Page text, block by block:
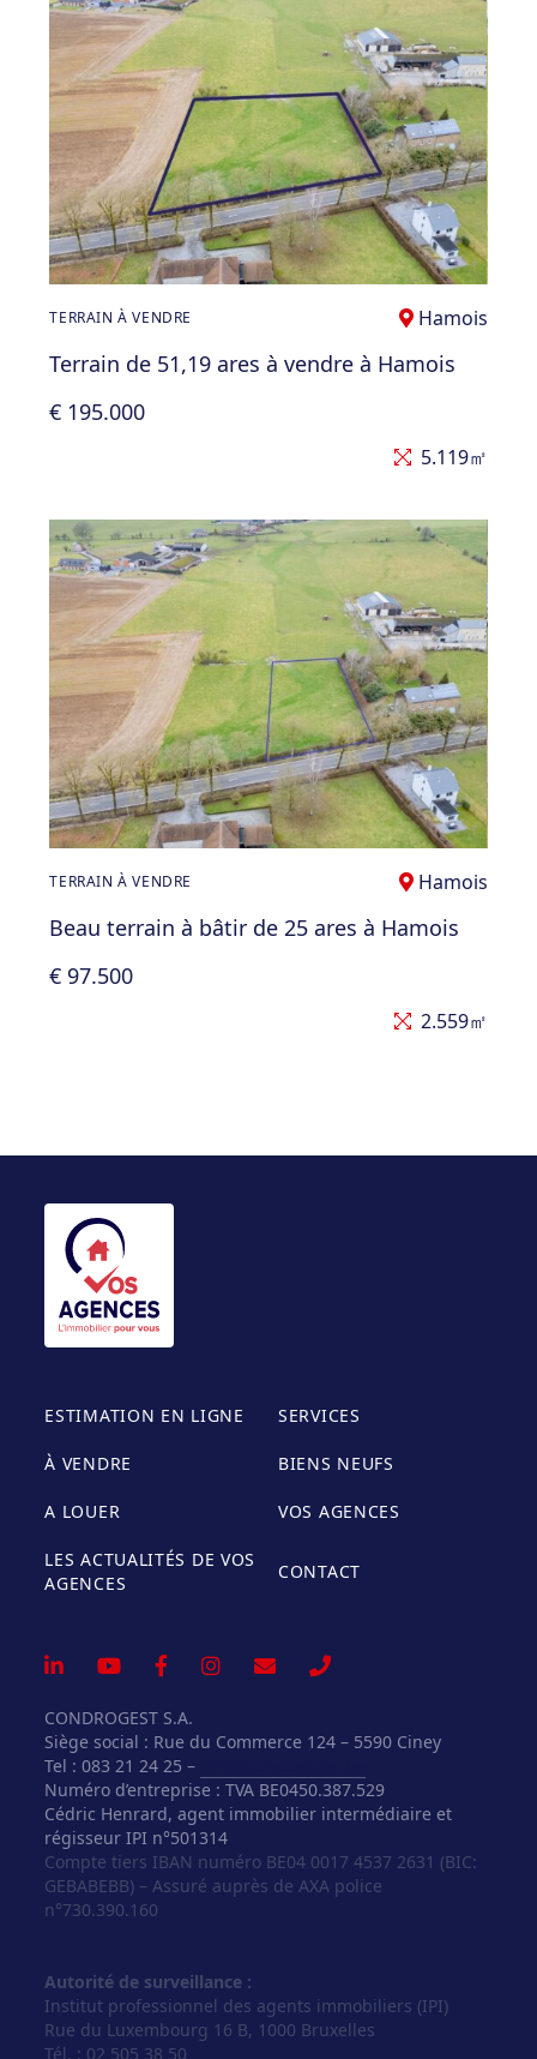
TERRAIN À VENDRE Hamois
Terrain de 51,19 ares à vendre à Hamois
€ 195.000
5.119㎡
TERRAIN À VENDRE Hamois
Beau terrain à bâtir de 25 ares à Hamois
€ 97.500
2.559㎡
ESTIMATION EN LIGNE SERVICES
À VENDRE BIENS NEUFS
A LOUER VOS AGENCES
LES ACTUALITÉS DE VOS
AGENCES
CONTACT
CONDROGEST S.A.
Siège social : Rue du Commerce 124 – 5590 Ciney
Tel : 083 21 24 25 –
Numéro d’entreprise : TVA BE0450.387.529
Cédric Henrard, agent immobilier intermédiaire et
régisseur IPI n°501314
Compte tiers IBAN numéro BE04 0017 4537 2631 (BIC:
GEBABEBB) – Assuré auprès de AXA police
n°730.390.160
Autorité de surveillance :
Institut professionnel des agents immobiliers (IPI)
Rue du Luxembourg 16 B, 1000 Bruxelles
Tél. : 02 505 38 50